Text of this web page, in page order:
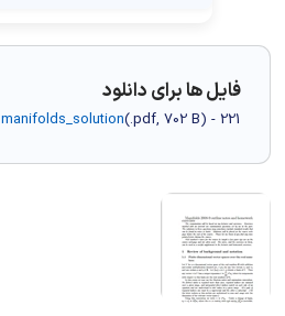
فایل ها برای دانلود
manifolds_solution(.pdf, 702 B) - 221 دانلود(ها)